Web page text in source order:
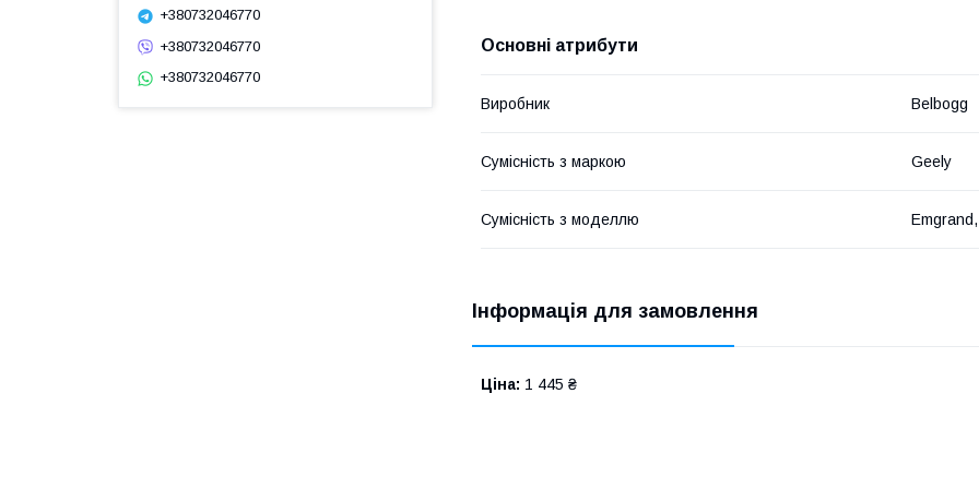
Основні атрибути
Виробник Belbogg
Сумісність з маркою Geely
Сумісність з моделлю
Інформація для замовлення
Ціна: 1 445 ₴
+380732046770
+380732046770
+380732046770